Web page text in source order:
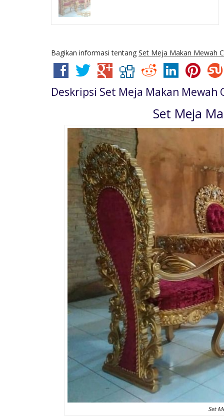
Bagikan informasi tentang Set Meja Makan Mewah
Deskripsi Set Meja Makan Mewah
Set Meja
Set